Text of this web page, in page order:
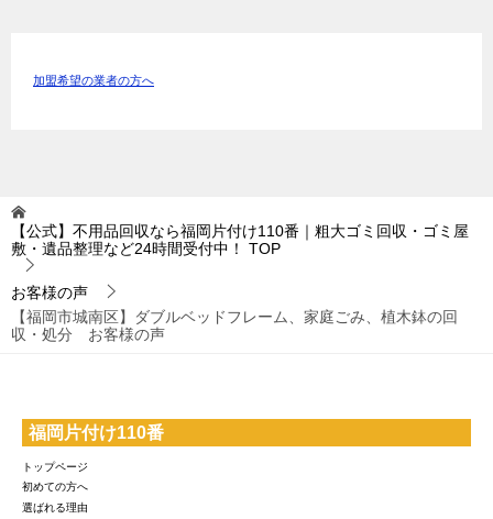
加盟希望の業者の方へ
【公式】不用品回収なら福岡片付け110番｜粗大ゴミ回収・ゴミ屋
敷・遺品整理など24時間受付中！
TOP
お客様の声
【福岡市城南区】ダブルベッドフレーム、家庭ごみ、植木鉢の回
収・処分 お客様の声
福岡片付け110番
トップページ
初めての方へ
選ばれる理由